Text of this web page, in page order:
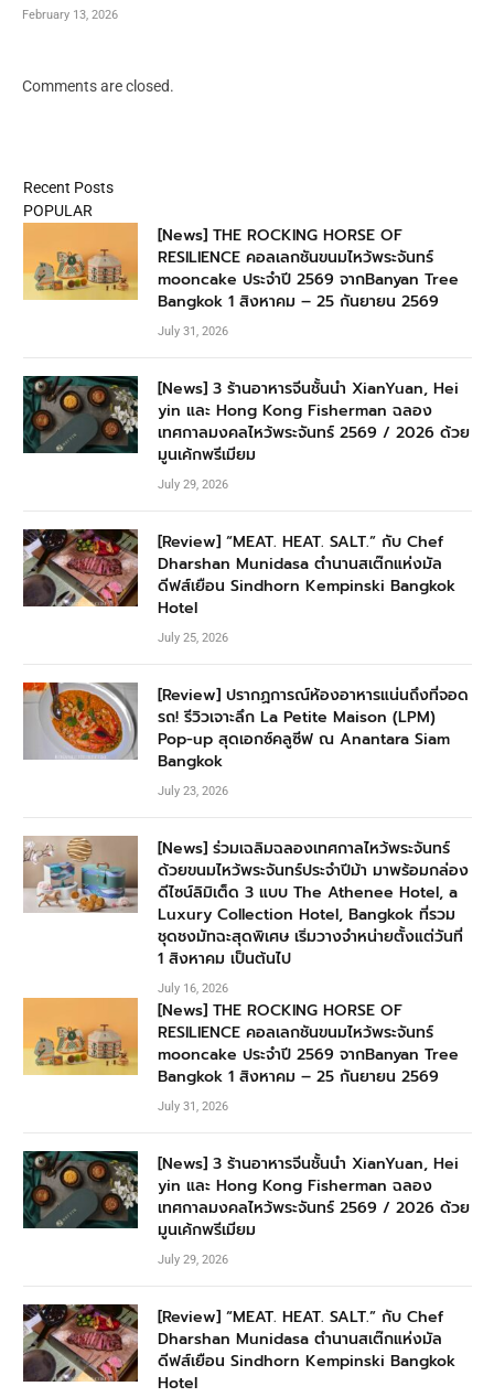
February 13, 2026
Comments are closed.
Recent Posts
POPULAR
[News] THE ROCKING HORSE OF
RESILIENCE คอลเลกชันขนมไหว้พระจันทร์
mooncake ประจำปี 2569 จากBanyan Tree
Bangkok 1 สิงหาคม – 25 กันยายน 2569
July 31, 2026
[News] 3 ร้านอาหารจีนชั้นนำ XianYuan, Hei
yin และ Hong Kong Fisherman ฉลอง
เทศกาลมงคลไหว้พระจันทร์ 2569 / 2026 ด้วย
มูนเค้กพรีเมียม
July 29, 2026
[Review] “MEAT. HEAT. SALT.” กับ Chef
Dharshan Munidasa ตำนานสเต๊กแห่งมัล
ดีฟส์เยือน Sindhorn Kempinski Bangkok
Hotel
July 25, 2026
[Review] ปรากฏการณ์ห้องอาหารแน่นถึงที่จอด
รถ! รีวิวเจาะลึก La Petite Maison (LPM)
Pop-up สุดเอกซ์คลูซีฟ ณ Anantara Siam
Bangkok
July 23, 2026
[News] ร่วมเฉลิมฉลองเทศกาลไหว้พระจันทร์
ด้วยขนมไหว้พระจันทร์ประจำปีม้า มาพร้อมกล่อง
ดีไซน์ลิมิเต็ด 3 แบบ The Athenee Hotel, a
Luxury Collection Hotel, Bangkok ที่รวม
ชุดชงมัทฉะสุดพิเศษ เริ่มวางจำหน่ายตั้งแต่วันที่
1 สิงหาคม เป็นต้นไป
July 16, 2026
[News] THE ROCKING HORSE OF
RESILIENCE คอลเลกชันขนมไหว้พระจันทร์
mooncake ประจำปี 2569 จากBanyan Tree
Bangkok 1 สิงหาคม – 25 กันยายน 2569
July 31, 2026
[News] 3 ร้านอาหารจีนชั้นนำ XianYuan, Hei
yin และ Hong Kong Fisherman ฉลอง
เทศกาลมงคลไหว้พระจันทร์ 2569 / 2026 ด้วย
มูนเค้กพรีเมียม
July 29, 2026
[Review] “MEAT. HEAT. SALT.” กับ Chef
Dharshan Munidasa ตำนานสเต๊กแห่งมัล
ดีฟส์เยือน Sindhorn Kempinski Bangkok
Hotel